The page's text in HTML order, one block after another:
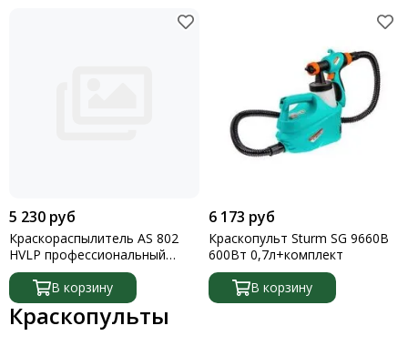
5 230 руб
Краскораспылитель AS 802
HVLP профессиональный
всасывающего типа сопло
1,4мм StelsВ корзину
6 173 руб
Краскопульт Sturm SG 9660B
600Вт 0,7л+комплект
В корзину
Краскопульты